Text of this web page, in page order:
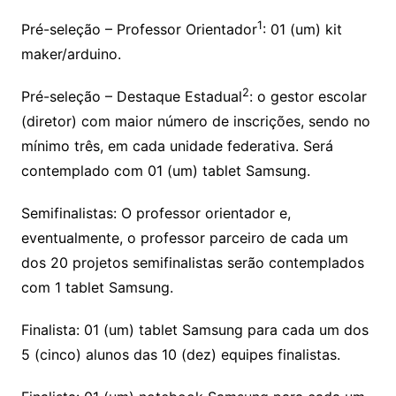
Pré-seleção – Professor Orientador1: 01 (um) kit
maker/arduino.
Pré-seleção – Destaque Estadual2: o gestor escolar
(diretor) com maior número de inscrições, sendo no
mínimo três, em cada unidade federativa. Será
contemplado com 01 (um) tablet Samsung.
Semifinalistas: O professor orientador e,
eventualmente, o professor parceiro de cada um
dos 20 projetos semifinalistas serão contemplados
com 1 tablet Samsung.
Finalista: 01 (um) tablet Samsung para cada um dos
5 (cinco) alunos das 10 (dez) equipes finalistas.